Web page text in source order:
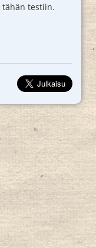
tähän testiin.